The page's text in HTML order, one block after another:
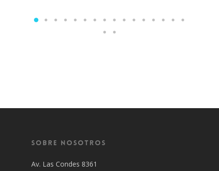
Sobre Nosotros
Av. Las Condes 8361